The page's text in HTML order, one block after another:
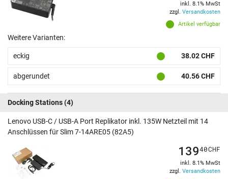
Artikel verfügbar
inkl. 8.1% MwSt
zzgl. Versandkosten
Weitere Varianten:
eckig 38.02 CHF
abgerundet 40.56 CHF
Docking Stations(4)
Lenovo USB-C / USB-A Port Replikator inkl. 135W Netzteil mit 14
Anschlüssen für Slim 7-14ARE05 (82A5)
13940CHF
inkl. 8.1% MwSt
zzgl. Versandkosten